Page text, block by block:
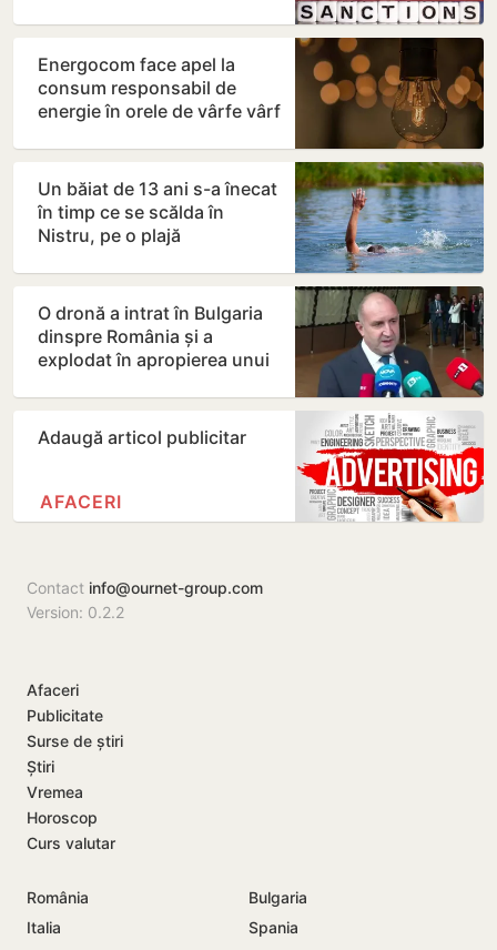
Energocom face apel la
consum responsabil de
energie în orele de vârfe vârf
Un băiat de 13 ani s-a înecat
în timp ce se scălda în
Nistru, pe o plajă
O dronă a intrat în Bulgaria
dinspre România și a
explodat în apropierea unui
Adaugă articol publicitar
AFACERI
Contact info@ournet-group.com
Version: 0.2.2
Afaceri
Publicitate
Surse de știri
Știri
Vremea
Horoscop
Curs valutar
România
Bulgaria
Italia
Spania